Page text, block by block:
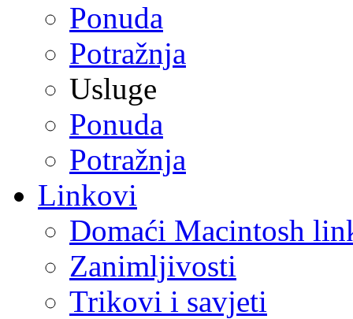
Ponuda
Potražnja
Usluge
Ponuda
Potražnja
Linkovi
Domaći Macintosh
Zanimljivosti
Trikovi i savjeti